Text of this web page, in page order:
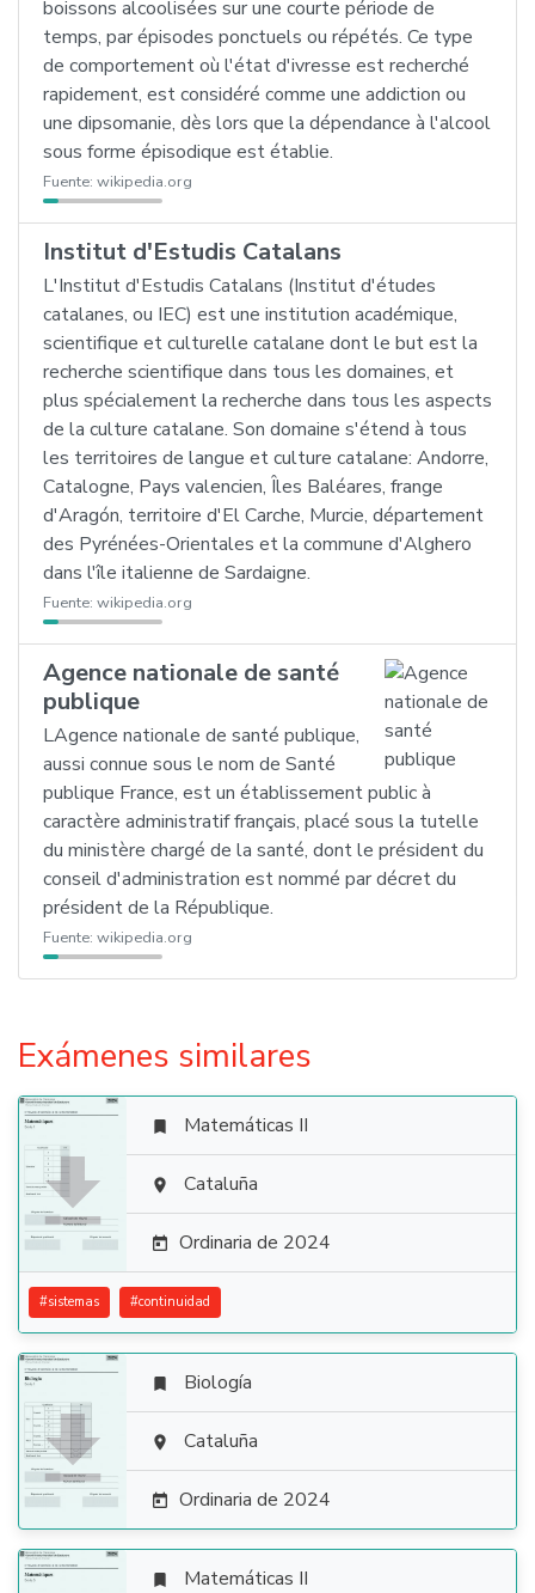
boissons alcoolisées sur une courte période de
temps, par épisodes ponctuels ou répétés. Ce type
de comportement où l'état d'ivresse est recherché
rapidement, est considéré comme une addiction ou
une dipsomanie, dès lors que la dépendance à l'alcool
sous forme épisodique est établie.
Fuente: wikipedia.org
Institut d'Estudis Catalans
L'Institut d'Estudis Catalans (Institut d'études
catalanes, ou IEC) est une institution académique,
scientifique et culturelle catalane dont le but est la
recherche scientifique dans tous les domaines, et
plus spécialement la recherche dans tous les aspects
de la culture catalane. Son domaine s'étend à tous
les territoires de langue et culture catalane: Andorre,
Catalogne, Pays valencien, Îles Baléares, frange
d'Aragón, territoire d'El Carche, Murcie, département
des Pyrénées-Orientales et la commune d'Alghero
dans l'île italienne de Sardaigne.
Fuente: wikipedia.org
Agence nationale de santé
publique
LAgence nationale de santé publique,
aussi connue sous le nom de Santé
publique France, est un établissement public à
caractère administratif français, placé sous la tutelle
du ministère chargé de la santé, dont le président du
conseil d'administration est nommé par décret du
président de la République.
Fuente: wikipedia.org
Exámenes similares

 Matemáticas II
 Cataluña
 Ordinaria de 2024
#sistemas #continuidad

 Biología
 Cataluña
 Ordinaria de 2024
 Matemáticas II